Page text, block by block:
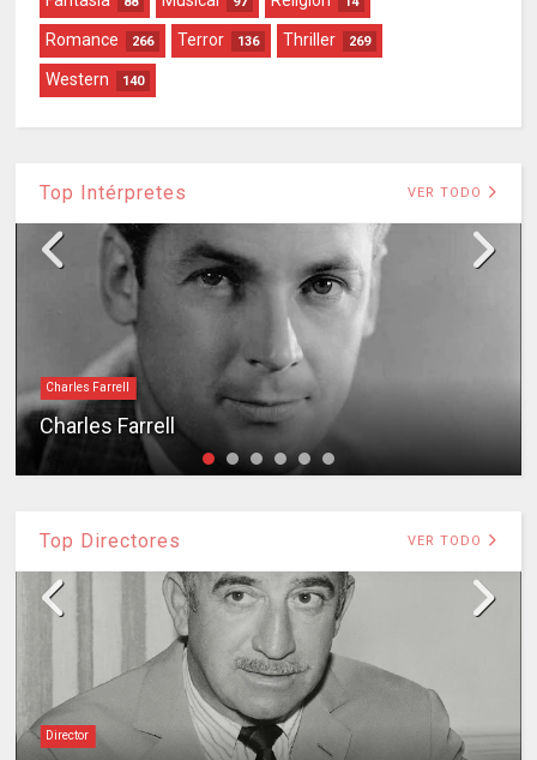
Romance 266 Terror 136 Thriller 269
Western 140
Top Intérpretes VER TODO
Charles Farrell
Charles Farrell
Top Directores VER TODO
Director